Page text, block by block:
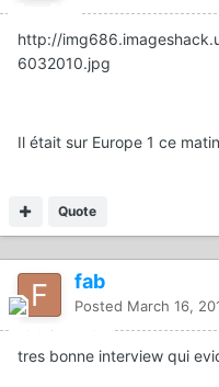
http://
6032010.jpg
Il était sur Europe 1 ce
Quote
fab
Posted March 16,
tres bonne interview qui